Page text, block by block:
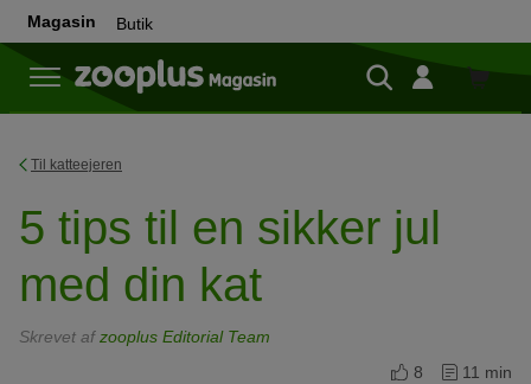
Magasin Butik
Butik
Til katteejeren
5 tips til en sikker jul
med din kat
Skrevet afzooplus Editorial Team
8
11 min